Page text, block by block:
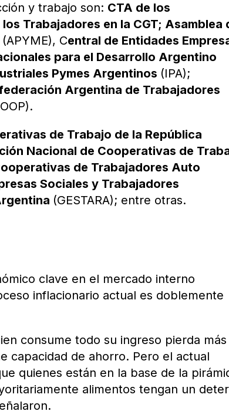
y trabajo son: CTA de los
Trabajadores en la CGT; Asamblea
(APYME), Central de Entidades
para el Desarrollo Argentino
Pymes Argentinos (IPA);
Argentina de Trabajadores
de Trabajo de la República
Nacional de Cooperativas de
de Trabajadores Auto
Sociales y Trabajadores
(GESTARA); entre otras.
clave en el mercado interno
inflacionario actual es doblemente
consume todo su ingreso pierda más
capacidad de ahorro. Pero el actual
quienes están en la base de la
alimentos tengan un